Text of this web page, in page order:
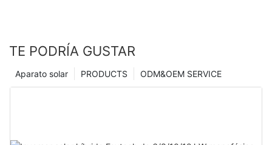
TE PODRÍA GUSTAR
ODM&OEM SERVICE
PRODUCTS
Aparato solar